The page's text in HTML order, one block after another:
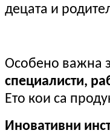
децата и
Особено важна
специалисти,
Ето кои са
Иновативни